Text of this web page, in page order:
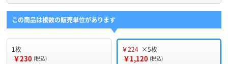
この商品は複数の販売単位があります
1枚
￥230 (税込)
￥224 ×5枚
￥1,120 (税込)